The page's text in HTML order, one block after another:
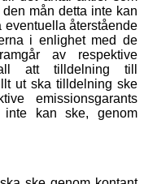
mån detta inte kan
eventuella återstående
i enlighet med de
av respektive
att tilldelning till
ut ska tilldelning ske
emissionsgarants
inte kan ske, genom